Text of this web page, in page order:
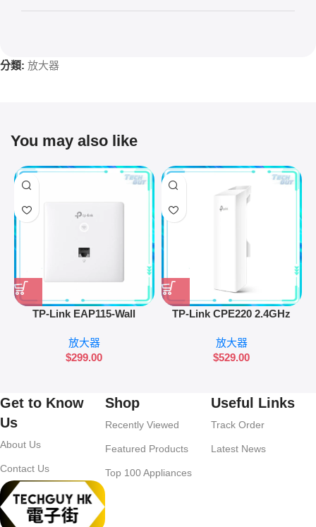
分類: 放大器
You may also like
TP-Link EAP115-Wall
放大器
$299.00
TP-Link CPE220 2.4GHz
CPE
放大器
$529.00
Get to Know
Us
About Us
Contact Us
Shop
Recently Viewed
Featured Products
Top 100 Appliances
Useful Links
Track Order
Latest News